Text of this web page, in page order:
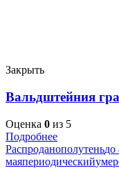
Закрыть
Вальдштейния
Оценка 0 из 5
Подробнее
Распроданополутеньдо
маяпериодический